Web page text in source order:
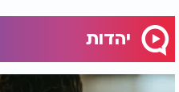
יהדות